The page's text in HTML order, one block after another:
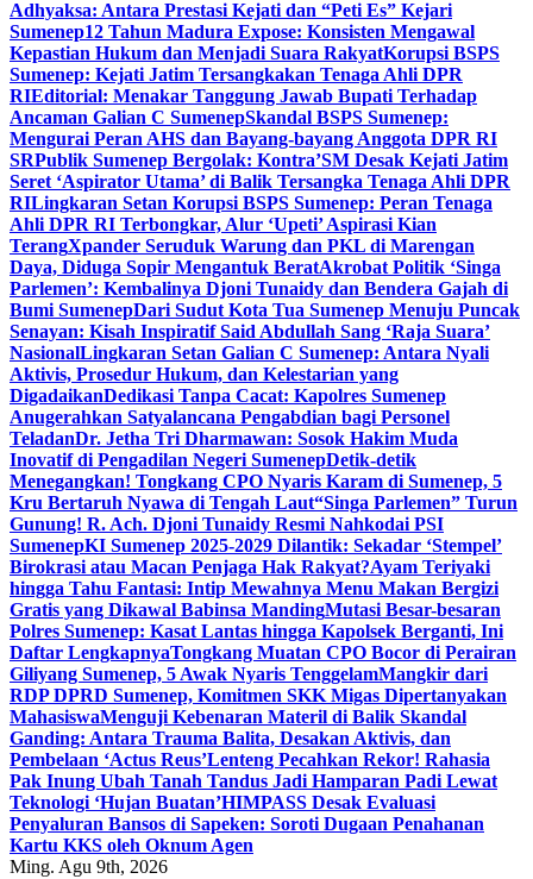
Adhyaksa: Antara Prestasi Kejati dan “Peti Es” Kejari
Sumenep12 Tahun Madura Expose: Konsisten Mengawal
Kepastian Hukum dan Menjadi Suara RakyatKorupsi BSPS
Sumenep: Kejati Jatim Tersangkakan Tenaga Ahli DPR
RIEditorial: Menakar Tanggung Jawab Bupati Terhadap
Ancaman Galian C SumenepSkandal BSPS Sumenep:
Mengurai Peran AHS dan Bayang-bayang Anggota DPR RI
SRPublik Sumenep Bergolak: Kontra’SM Desak Kejati Jatim
Seret ‘Aspirator Utama’ di Balik Tersangka Tenaga Ahli DPR
RILingkaran Setan Korupsi BSPS Sumenep: Peran Tenaga
Ahli DPR RI Terbongkar, Alur ‘Upeti’ Aspirasi Kian
TerangXpander Seruduk Warung dan PKL di Marengan
Daya, Diduga Sopir Mengantuk BeratAkrobat Politik ‘Singa
Parlemen’: Kembalinya Djoni Tunaidy dan Bendera Gajah di
Bumi SumenepDari Sudut Kota Tua Sumenep Menuju Puncak
Senayan: Kisah Inspiratif Said Abdullah Sang ‘Raja Suara’
NasionalLingkaran Setan Galian C Sumenep: Antara Nyali
Aktivis, Prosedur Hukum, dan Kelestarian yang
DigadaikanDedikasi Tanpa Cacat: Kapolres Sumenep
Anugerahkan Satyalancana Pengabdian bagi Personel
TeladanDr. Jetha Tri Dharmawan: Sosok Hakim Muda
Inovatif di Pengadilan Negeri SumenepDetik-detik
Menegangkan! Tongkang CPO Nyaris Karam di Sumenep, 5
Kru Bertaruh Nyawa di Tengah Laut“Singa Parlemen” Turun
Gunung! R. Ach. Djoni Tunaidy Resmi Nahkodai PSI
SumenepKI Sumenep 2025-2029 Dilantik: Sekadar ‘Stempel’
Birokrasi atau Macan Penjaga Hak Rakyat?Ayam Teriyaki
hingga Tahu Fantasi: Intip Mewahnya Menu Makan Bergizi
Gratis yang Dikawal Babinsa MandingMutasi Besar-besaran
Polres Sumenep: Kasat Lantas hingga Kapolsek Berganti, Ini
Daftar LengkapnyaTongkang Muatan CPO Bocor di Perairan
Giliyang Sumenep, 5 Awak Nyaris TenggelamMangkir dari
RDP DPRD Sumenep, Komitmen SKK Migas Dipertanyakan
MahasiswaMenguji Kebenaran Materil di Balik Skandal
Ganding: Antara Trauma Balita, Desakan Aktivis, dan
Pembelaan ‘Actus Reus’Lenteng Pecahkan Rekor! Rahasia
Pak Inung Ubah Tanah Tandus Jadi Hamparan Padi Lewat
Teknologi ‘Hujan Buatan’HIMPASS Desak Evaluasi
Penyaluran Bansos di Sapeken: Soroti Dugaan Penahanan
Kartu KKS oleh Oknum Agen
Ming. Agu 9th, 2026